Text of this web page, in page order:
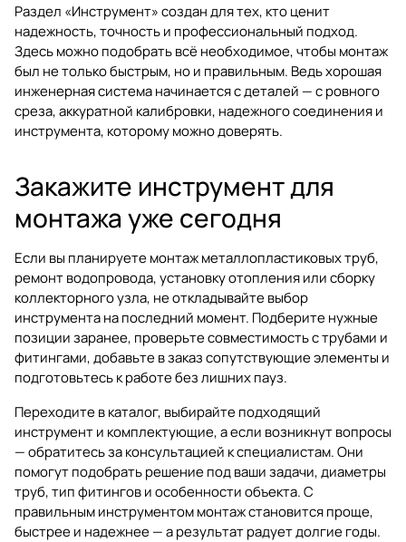
Раздел «Инструмент»создан для тех, кто ценит
надежность, точность и профессиональный подход.
Здесь можно подобрать всё необходимое, чтобы монтаж
был не только быстрым, но и правильным. Ведь хорошая
инженерная система начинается с деталей — с ровного
среза, аккуратной калибровки, надежного соединения и
инструмента, которому можно доверять.
Закажите инструмент для
монтажа уже сегодня
Если вы планируете монтаж металлопластиковых труб,
ремонт водопровода, установку отопления или сборку
коллекторного узла, не откладывайте выбор
инструмента на последний момент. Подберите нужные
позиции заранее, проверьте совместимость с трубами и
фитингами, добавьте в заказ сопутствующие элементы и
подготовьтесь к работе без лишних пауз.
Переходите в каталог, выбирайте подходящий
инструмент и комплектующие, а если возникнут вопросы
— обратитесь за консультацией к специалистам. Они
помогут подобрать решение под ваши задачи, диаметры
труб, тип фитингов и особенности объекта. С
правильным инструментом монтаж становится проще,
быстрее и надежнее — а результат радует долгие годы.